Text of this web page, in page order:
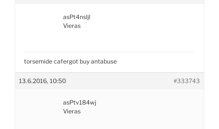
asPt4nsljl
Vieras
torsemide cafergot buy antabuse
13.6.2016, 10:50 #333743
asPtv184wj
Vieras